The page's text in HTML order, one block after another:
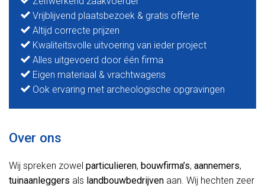
Vrijblijvend plaatsbezoek & gratis offerte
Altijd correcte prijzen
Kwaliteitsvolle uitvoering van ieder project
Alles uitgevoerd door één firma
Eigen materiaal & vrachtwagens
Ook ervaring met archeologische opgravingen
Over ons
Wij spreken zowel particulieren, bouwfirma’s, aannemers,
tuinaanleggers als landbouwbedrijven aan. Wij hechten zeer